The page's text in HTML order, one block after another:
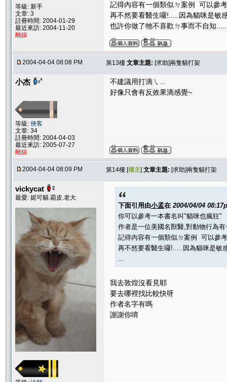
等級: 新手
文章: 3
註冊時間: 2004-01-29
最近來訪: 2004-11-20
離線
記得內容有一個類似ㄉ案例 可以參
再不然要看醫生囉!.....因為貓咪是敏
也許你做了牠不喜歡ㄉ事而不自知.....
2004-04-04 08:08 PM 第13樓 文章主題: [求助]兩隻貓打架
小杰
等級: 俠客
文章: 34
註冊時間: 2004-04-03
最近來訪: 2005-07-27
離線
不建議用打滴ㄟ...
好像只會有反效果滴感覺~
2004-04-04 08:09 PM 第14樓 [樓主] 文章主題: [求助]兩隻貓打架
vickycat
最愛: 妮可貓.霸皮.老大
下面引用由小孟在 2004/04/04
你可以參考一本書名叫"貓咪也瘋狂"
作者是一位美國名獸醫,對動物行為
記得內容有一個類似ㄉ案例 可以參
再不然要看醫生囉!.....因為貓咪是敏
我去敦煌沒看見耶
要去哪裡找比較快呀
作者名字有嗎
謝謝你唷